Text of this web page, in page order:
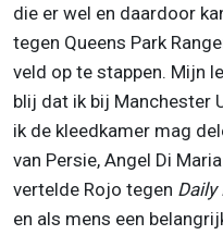
die er wel en daardoor
tegen Queens Park
veld op te stappen. Mijn
blij dat ik bij Manchester
ik de kleedkamer mag
van Persie, Angel Di
vertelde Rojo tegen Daily
en als mens een